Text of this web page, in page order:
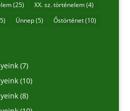
(25) XX. sz. történelem(4)
Ünnep(5) Őstörténet(10)
(7)
(10)
(8)